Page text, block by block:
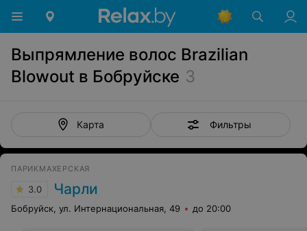
Выпрямление волос Brazilian
Blowout в Бобруйске 3
Карта Фильтры
ПАРИКМАХЕРСКАЯ
3.0 Чарли
Бобруйск, ул. Интернациональная, 49 до 20:00